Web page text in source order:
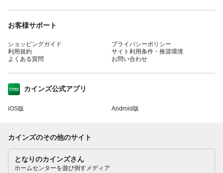
お客様サポート
ショッピングガイド
利用規約
よくある質問
プライバシーポリシー
サイト利用条件・推奨環境
お問い合わせ
カインズ公式アプリ
iOS版 Android版
カインズのその他のサイト
となりのカインズさん
ホームセンターを遊び倒すメディア